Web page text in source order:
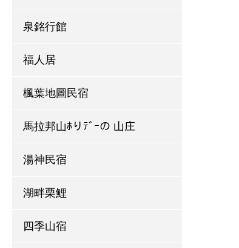
泉銘行館
福人居
楓葉地圖民宿
馬拉邦山ﾎりﾃﾞｰの 山庄
湯神民宿
湖畔栗鯉
四季山宿